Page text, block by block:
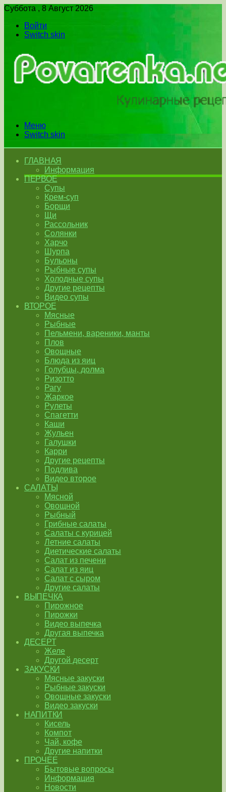
Суббота , 8 Август 2026
Войти
Switch skin
Меню
Switch skin
ГЛАВНАЯ
Информация
ПЕРВОЕ
Супы
Крем-суп
Борщи
Щи
Рассольник
Солянки
Харчо
Шурпа
Бульоны
Рыбные супы
Холодные супы
Другие рецепты
Видео супы
ВТОРОЕ
Мясные
Рыбные
Пельмени, вареники, манты
Плов
Овощные
Блюда из яиц
Голубцы, долма
Ризотто
Рагу
Жаркое
Рулеты
Спагетти
Каши
Жульен
Галушки
Карри
Другие рецепты
Подлива
Видео второе
САЛАТЫ
Мясной
Овощной
Рыбный
Грибные салаты
Салаты с курицей
Летние салаты
Диетические салаты
Салат из печени
Салат из яиц
Салат с сыром
Другие салаты
ВЫПЕЧКА
Пирожное
Пирожки
Видео выпечка
Другая выпечка
ДЕСЕРТ
Желе
Другой десерт
ЗАКУСКИ
Мясные закуски
Рыбные закуски
Овощные закуски
Видео закуски
НАПИТКИ
Кисель
Компот
Чай, кофе
Другие напитки
ПРОЧЕЕ
Бытовые вопросы
Информация
Новости